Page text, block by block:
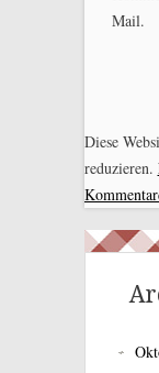
Mail.
Diese
reduzieren.